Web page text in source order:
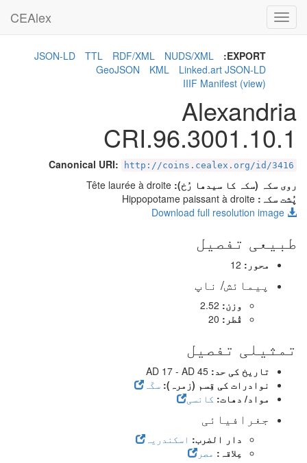
Toggle
navigation
CEAlex
EXPORT:
NUDS/XML
RDF/XML
TTL
JSON-LD
Linked.art JSON-LD
KML
GeoJSON
IIIF Manifest (view)
Alexandria
CRI.96.3001.10.1
Canonical URI: http://coins.cealex.org/id/3416
روی سکہ (سکہ کا سیدھا رُخ): Tête laurée à droite
پُشت سکہ: Hippopotame paissant à droite
طبیعی تفصیل
محور: 12
پیمائش/ ناپ
وزن: 2.52
قُطر: 20
تمثیلی تفصیل
تاریخ کی حد: AD 17 - AD 45
نوادرات کی قِسم (زمرہ): سکّہ
مواد/ دھات: کانسی
جغرافیائی
دار الضرب: اسکندریہ
عِلاقہ: مصر